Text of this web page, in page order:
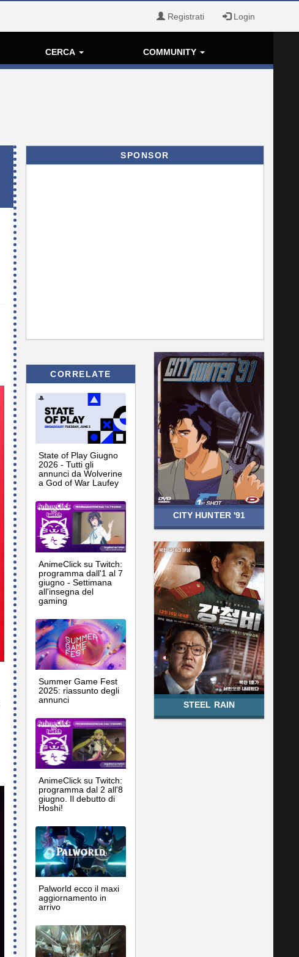
Registrati Login
CERCA COMMUNITY
SPONSOR
CORRELATE
State of Play Giugno
2026 - Tutti gli
annunci da Wolverine
a God of War Laufey
AnimeClick su Twitch:
programma dall'1 al 7
giugno - Settimana
all'insegna del
gaming
Summer Game Fest
2025: riassunto degli
annunci
AnimeClick su Twitch:
programma dal 2 all'8
giugno. Il debutto di
Hoshi!
Palworld ecco il maxi
aggiornamento in
arrivo
CITY HUNTER '91
STEEL RAIN